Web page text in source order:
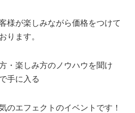
様が楽しみながら価格をつけて
ります。
・楽しみ方のノウハウを聞け
手に入る
のエフェクトのイベントです！